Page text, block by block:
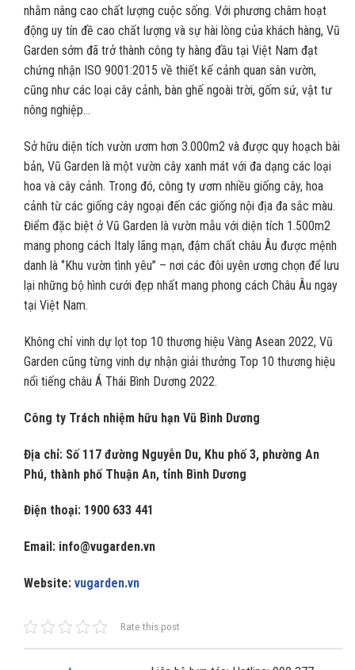
nhằm nâng cao chất lượng cuộc sống. Với phương châm hoạt
động uy tín đề cao chất lượng và sự hài lòng của khách hàng, Vũ
Garden sớm đã trở thành công ty hàng đầu tại Việt Nam đạt
chứng nhận ISO 9001:2015 về thiết kế cảnh quan sân vườn,
cũng như các loại cây cảnh, bàn ghế ngoài trời, gốm sứ, vật tư
nông nghiệp…
Sở hữu diện tích vườn ươm hơn 3.000m2 và được quy hoạch bài
bản, Vũ Garden là một vườn cây xanh mát với đa dạng các loại
hoa và cây cảnh. Trong đó, công ty ươm nhiều giống cây, hoa
cảnh từ các giống cây ngoại đến các giống nội địa đa sắc màu.
Điểm đặc biệt ở Vũ Garden là vườn mẫu với diện tích 1.500m2
mang phong cách Italy lãng mạn, đậm chất châu Âu được mệnh
danh là ‘’Khu vườn tình yêu’’ – nơi các đôi uyên ương chọn để lưu
lại những bộ hình cưới đẹp nhất mang phong cách Châu Âu ngay
tại Việt Nam.
Không chỉ vinh dự lọt top 10 thương hiệu Vàng Asean 2022, Vũ
Garden cũng từng vinh dự nhận giải thưởng Top 10 thương hiệu
nổi tiếng châu Á Thái Bình Dương 2022.
Công ty Trách nhiệm hữu hạn Vũ Bình Dương
Địa chỉ: Số 117 đường Nguyễn Du, Khu phố 3, phường An
Phú, thành phố Thuận An, tỉnh Bình Dương
Điện thoại: 1900 633 441
Email: info@vugarden.vn
Website: vugarden.vn
Rate this post